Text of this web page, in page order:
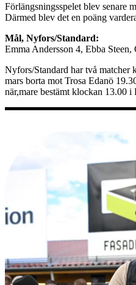
Förlängsningsspelet blev senare
Därmed blev det en poäng
Mål, Nyfors/Standard:
Emma Andersson 4, Ebba
Nyfors/Standard har två matcher
mars borta mot Trosa Edanö
när,mare bestämt klockan 13.00